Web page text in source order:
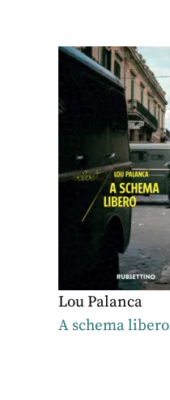
Lou Palanca
A schema libero